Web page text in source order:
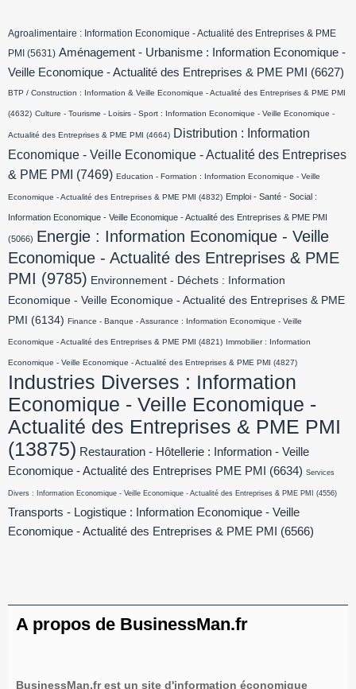
Agroalimentaire : Information Economique - Actualité des Entreprises & PME
PMI (5631) Aménagement - Urbanisme : Information Economique -
Veille Economique - Actualité des Entreprises & PME PMI
(6627)
BTP / Construction : Information & Veille Economique - Actualité des Entreprises & PME PMI
(4632) Culture - Tourisme - Loisirs - Sport : Information Economique - Veille Economique -
Actualité des Entreprises & PME PMI (4664) Distribution : Information
Economique - Veille Economique - Actualité des Entreprises
& PME PMI
(7469) Education - Formation : Information Economique - Veille
Economique - Actualité des Entreprises & PME PMI (4832) Emploi - Santé - Social :
Information Economique - Veille Economique - Actualité des Entreprises & PME PMI
(5066) Energie : Information Economique - Veille
Economique - Actualité des Entreprises & PME
PMI (9785) Environnement - Déchets : Information
Economique - Veille Economique - Actualité des Entreprises & PME
PMI
(6134) Finance - Banque - Assurance : Information Economique - Veille
Economique - Actualité des Entreprises & PME PMI (4821) Immobilier : Information
Economique - Veille Economique - Actualité des Entreprises & PME PMI (4827)
Industries Diverses : Information
Economique - Veille Economique -
Actualité des Entreprises & PME PMI
(13875) Restauration - Hôtellerie : Information - Veille
Economique - Actualité des Entreprises PME PMI
(6634) Services
Divers : Information Economique - Veille Economique - Actualité des Entreprises & PME PMI (4556)
Transports - Logistique : Information Economique - Veille
Economique - Actualité des Entreprises & PME PMI
(6566)
A propos de BusinessMan.fr
BusinessMan.fr est un site d'information économique